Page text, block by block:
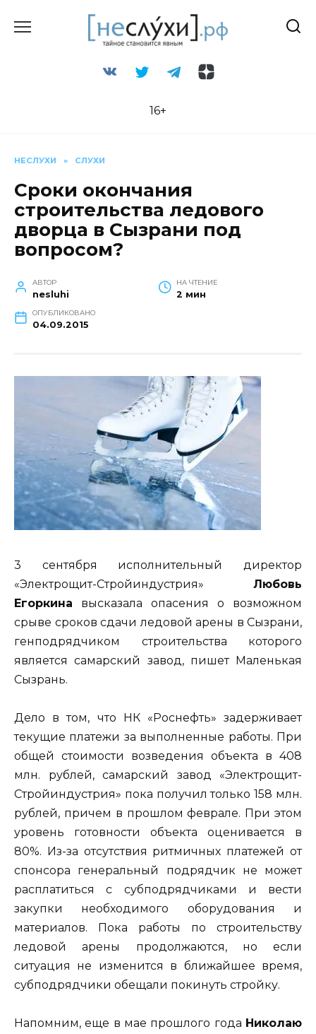
16+
НЕСЛУХИ » СЛУХИ
Сроки окончания
строительства ледового
дворца в Сызрани под
вопросом?
АВТОР
nesluhi
НА ЧТЕНИЕ
2 мин
ОПУБЛИКОВАНО
04.09.2015
3 сентября исполнительный директор
«Электрощит-Стройиндустрия» Любовь
Егоркина высказала опасения о возможном
срыве сроков сдачи ледовой арены в Сызрани,
генподрядчиком строительства которого
является самарский завод, пишет Маленькая
Сызрань.
Дело в том, что НК «Роснефть» задерживает
текущие платежи за выполненные работы. При
общей стоимости возведения объекта в 408
млн. рублей, самарский завод «Электрощит-
Стройиндустрия» пока получил только 158 млн.
рублей, причем в прошлом феврале. При этом
уровень готовности объекта оценивается в
80%. Из-за отсутствия ритмичных платежей от
спонсора генеральный подрядчик не может
расплатиться с субподрядчиками и вести
закупки необходимого оборудования и
материалов. Пока работы по строительству
ледовой арены продолжаются, но если
ситуация не изменится в ближайшее время,
субподрядчики обещали покинуть стройку.
Напомним, еще в мае прошлого года Николаю